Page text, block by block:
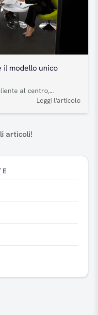
modello unico
al centro,
car retail non può che
Leggi l'articolo
articoli!